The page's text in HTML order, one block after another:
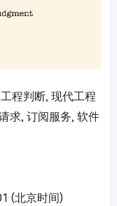
程判断, 现代工程
求, 订阅服务, 软件
(北京时间)